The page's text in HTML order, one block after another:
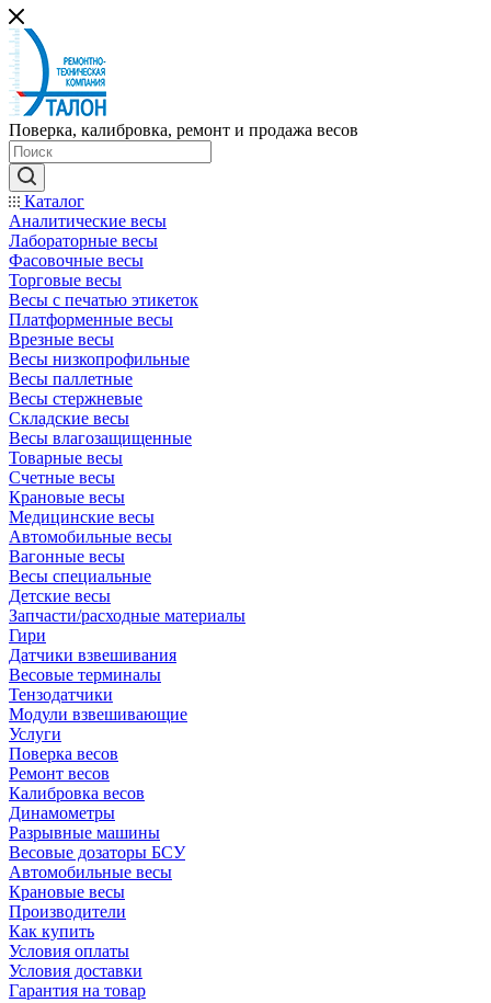
Поверка, калибровка, ремонт и продажа весов
Каталог
Аналитические весы
Лабораторные весы
Фасовочные весы
Торговые весы
Весы с печатью этикеток
Платформенные весы
Врезные весы
Весы низкопрофильные
Весы паллетные
Весы стержневые
Складские весы
Весы влагозащищенные
Товарные весы
Счетные весы
Крановые весы
Медицинские весы
Автомобильные весы
Вагонные весы
Весы специальные
Детские весы
Запчасти/расходные материалы
Гири
Датчики взвешивания
Весовые терминалы
Тензодатчики
Модули взвешивающие
Услуги
Поверка весов
Ремонт весов
Калибровка весов
Динамометры
Разрывные машины
Весовые дозаторы БСУ
Автомобильные весы
Крановые весы
Производители
Как купить
Условия оплаты
Условия доставки
Гарантия на товар